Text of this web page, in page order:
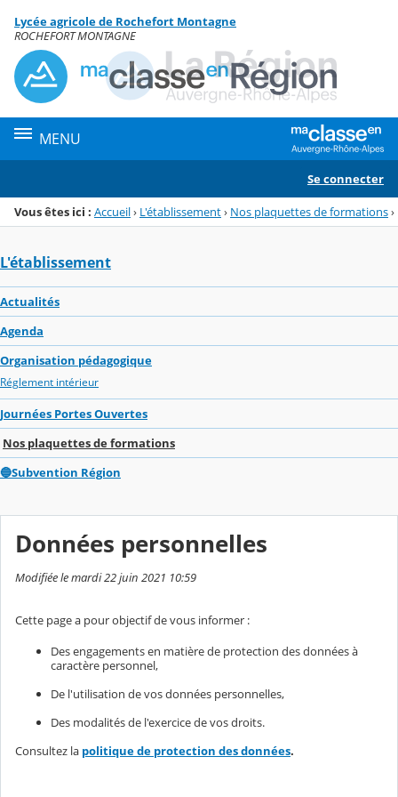
Menu de la rubrique
Contenu
Lycée agricole de Rochefort Montagne
ROCHEFORT MONTAGNE
MENU
Se connecter
Vous êtes ici : Accueil› L'établissement› Nos plaquettes de formations›
L'établissement
Actualités
Agenda
Organisation pédagogique
Réglement intérieur
Journées Portes Ouvertes
Nos plaquettes de formations
🔵Subvention Région
Données personnelles
Modifiée le mardi 22 juin 2021 10:59
Cette page a pour objectif de vous informer :
Des engagements en matière de protection des données à
caractère personnel,
De l'utilisation de vos données personnelles,
Des modalités de l'exercice de vos droits.
Consultez la politique de protection des données.